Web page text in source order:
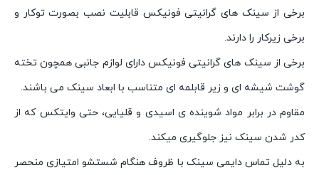
برخی از سینک های گرانیتی فونیکس قابلیت نصب بصورت توکار و
برخی زیرکار را دارند.
برخی از سینک های گرانیتی فونیکس دارای لوازم جانبی همچون تخته
گوشت شیشه ای و زیر قابلمه ای متناسب با ابعاد سینک می باشند.
مقاوم در برابر مواد شوینده ی اسیدی و قلیایی، حتی وایتکس که از
کدر شدن سینک نیز جلوگیری میکند.
به دلیل تماس دایمی سینک با ظروف هنگام شستشو امتیازی منحصر